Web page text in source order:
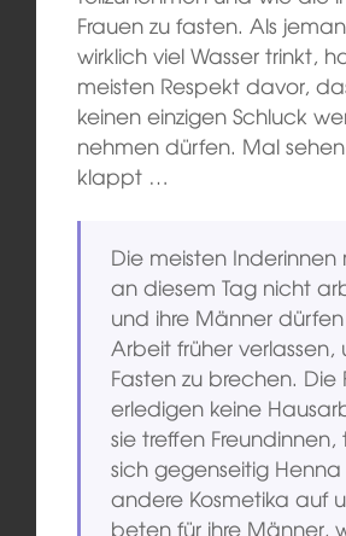
Frauen zu fasten. Als
wirklich viel Wasser trinkt,
meisten Respekt davor,
keinen einzigen Schluck
nehmen dürfen. Mal
klappt …
Die meisten Inderinnen
an diesem Tag nicht
und ihre Männer
Arbeit früher verlassen,
Fasten zu brechen. Die
erledigen keine
sie treffen
sich gegenseitig
andere Kosmetika auf
beten für ihre Männer,